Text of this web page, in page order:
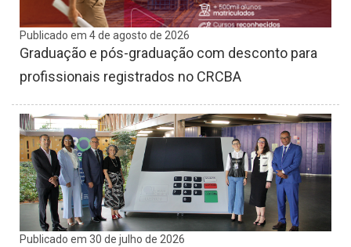
Publicado em 4 de agosto de 2026
Graduação e pós-graduação com desconto para
profissionais registrados no CRCBA
Publicado em 30 de julho de 2026